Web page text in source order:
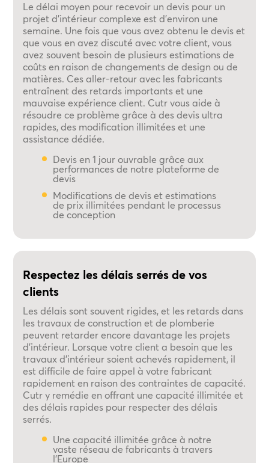
Le délai moyen pour recevoir un devis pour un
projet d'intérieur complexe est d'environ une
semaine. Une fois que vous avez obtenu le devis et
que vous en avez discuté avec votre client, vous
avez souvent besoin de plusieurs estimations de
coûts en raison de changements de design ou de
matières. Ces aller-retour avec les fabricants
entraînent des retards importants et une
mauvaise expérience client. Cutr vous aide à
résoudre ce problème grâce à des devis ultra
rapides, des modification illimitées et une
assistance dédiée.
Devis en 1 jour ouvrable grâce aux
performances de notre plateforme de
devis
Modifications de devis et estimations
de prix illimitées pendant le processus
de conception
Respectez les délais serrés de vos
clients
Les délais sont souvent rigides, et les retards dans
les travaux de construction et de plomberie
peuvent retarder encore davantage les projets
d'intérieur. Lorsque votre client a besoin que les
travaux d'intérieur soient achevés rapidement, il
est difficile de faire appel à votre fabricant
rapidement en raison des contraintes de capacité.
Cutr y remédie en offrant une capacité illimitée et
des délais rapides pour respecter des délais
serrés.
Une capacité illimitée grâce à notre
vaste réseau de fabricants à travers
l'Europe